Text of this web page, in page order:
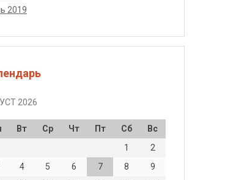
2019
2026
Вт Ср Чт Пт Сб
Вс
1
2
4 5 6 7 8
9